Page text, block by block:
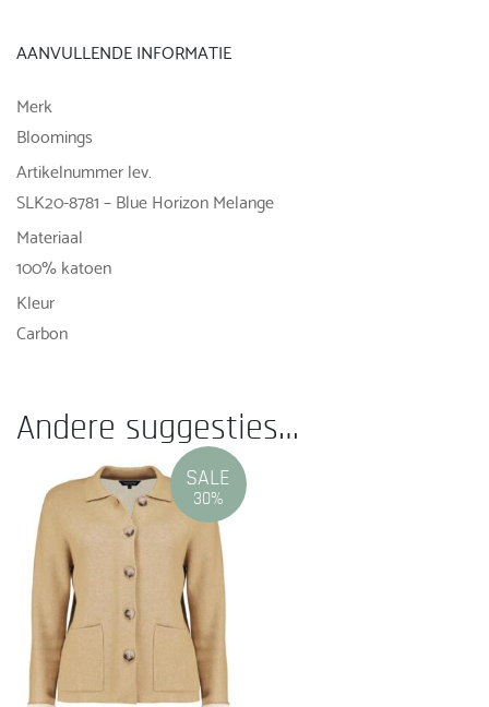
AANVULLENDE INFORMATIE
Merk
Bloomings
Artikelnummer lev.
SLK20-8781 – Blue Horizon Melange
Materiaal
100% katoen
Kleur
Carbon
Andere suggesties…
SALE
30%